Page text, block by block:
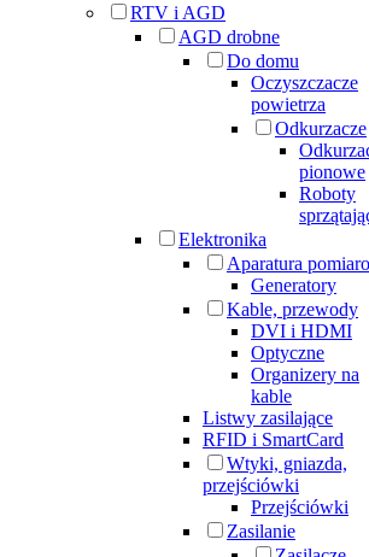
RTV i AGD
AGD drobne
Do domu
Oczyszczacze
powietrza
Odkurzacze
pionowe
Roboty
Elektronika
Aparatura
Generatory
Kable, przewody
DVI i HDMI
Optyczne
Organizery na
kable
Listwy zasilające
RFID i SmartCard
Wtyki, gniazda,
przejściówki
Przejściówki
Zasilanie